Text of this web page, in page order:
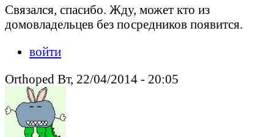
Связался, спасибо. Жду, может кто из
домовладельцев без посредников появится.
войти
Orthoped Вт, 22/04/2014 - 20:05